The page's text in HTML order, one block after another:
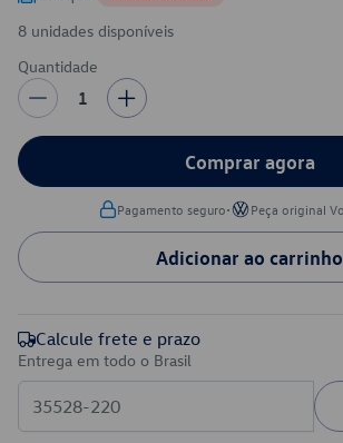
8 unidades disponíveis
Quantidade
1
Comprar agora
Pagamento seguro• Peça original
Adicionar ao carrinho
Calcule frete e prazo
Entrega em todo o Brasil